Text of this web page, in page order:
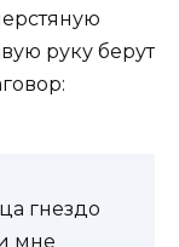
руку берут
гнездо
мне